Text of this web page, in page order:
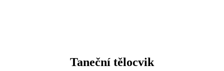
Taneční tělocvik